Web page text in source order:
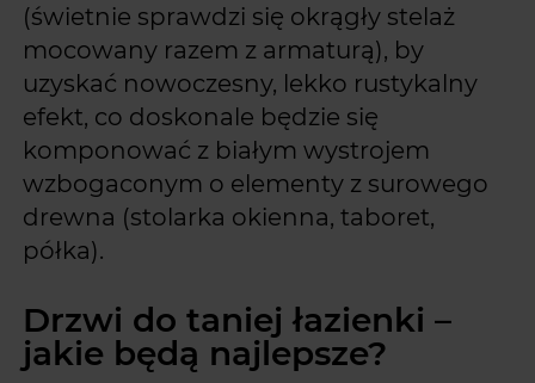
(świetnie sprawdzi się okrągły stelaż
mocowany razem z armaturą), by
uzyskać nowoczesny, lekko rustykalny
efekt, co doskonale będzie się
komponować z białym wystrojem
wzbogaconym o elementy z surowego
drewna (stolarka okienna, taboret,
półka).
Drzwi do taniej łazienki –
jakie będą najlepsze?